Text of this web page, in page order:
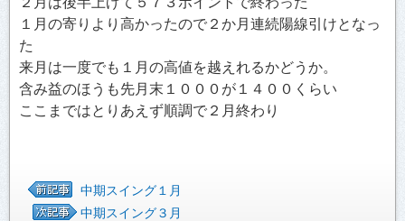
１月の寄りより高かったので２か月連続陽線引けとなっ
た
来月は一度でも１月の高値を越えれるかどうか。
含み益のほうも先月末１０００が１４００くらい
ここまではとりあえず順調で２月終わり
中期スイング１月
中期スイング３月